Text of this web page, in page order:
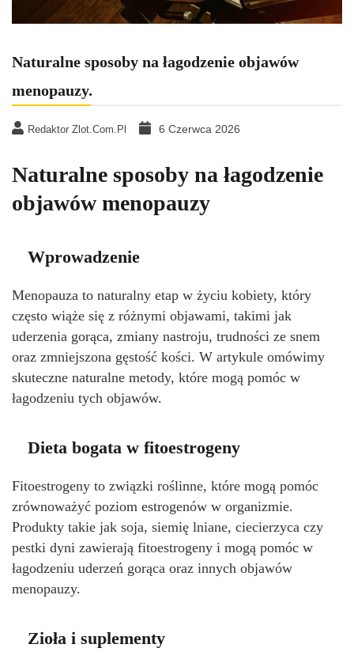
Naturalne sposoby na łagodzenie objawów
menopauzy.
Redaktor Zlot.com.pl 6 Czerwca 2026
Naturalne sposoby na łagodzenie
objawów menopauzy
Wprowadzenie
Menopauza to naturalny etap w życiu kobiety, który
często wiąże się z różnymi objawami, takimi jak
uderzenia gorąca, zmiany nastroju, trudności ze snem
oraz zmniejszona gęstość kości. W artykule omówimy
skuteczne naturalne metody, które mogą pomóc w
łagodzeniu tych objawów.
Dieta bogata w fitoestrogeny
Fitoestrogeny to związki roślinne, które mogą pomóc
zrównoważyć poziom estrogenów w organizmie.
Produkty takie jak soja, siemię lniane, ciecierzyca czy
pestki dyni zawierają fitoestrogeny i mogą pomóc w
łagodzeniu uderzeń gorąca oraz innych objawów
menopauzy.
Zioła i suplementy